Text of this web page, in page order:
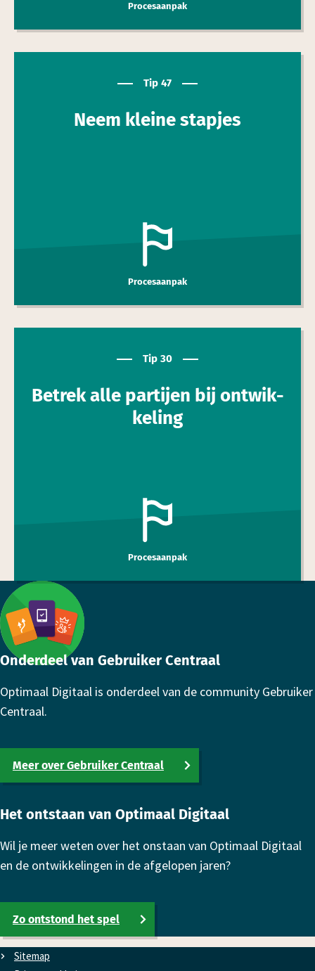
Procesaanpak
Tip 47
Neem kleine stapjes
Procesaanpak
Tip 30
Betrek alle partijen bij ont­wik­
keling
Procesaanpak
Footer
Onderdeel van Gebruiker Centraal
Optimaal Digitaal is onderdeel van de community Gebruiker
Centraal.
Meer over Gebruiker Centraal
Het ontstaan van Optimaal Digitaal
Wil je meer weten over het onstaan van Optimaal Digitaal
en de ontwikkelingen in de afgelopen jaren?
Zo ontstond het spel
Sitemap